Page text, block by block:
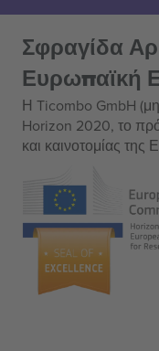
Σφραγίδα
Ευρωπαϊκή
Η Ticombo GmbH
Horizon 2020, το
και καινοτομίας